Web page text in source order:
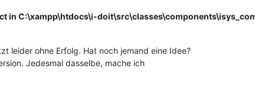
in C:\xampp\htdocs\i-
leider ohne Erfolg. Hat noch jemand eine Idee?
Jedesmal dasselbe, mache ich